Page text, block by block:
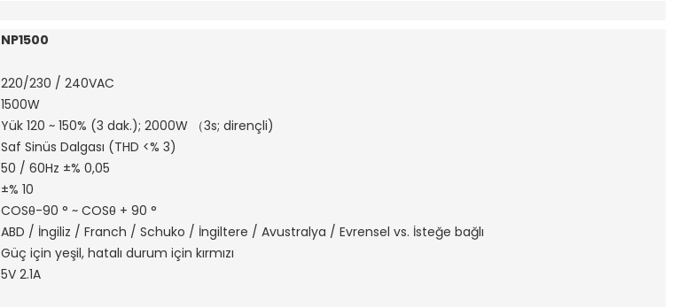
NP1500
220/230 / 240VAC
1500W
Yük 120 ~ 150% (3 dak.); 2000W （3s; dirençli)
Saf Sinüs Dalgası (THD <% 3)
50 / 60Hz ±% 0,05
±% 10
COSθ-90 ° ~ COSθ + 90 °
ABD / İngiliz / Franch / Schuko / İngiltere / Avustralya / Evrensel vs. İsteğe bağlı
Güç için yeşil, hatalı durum için kırmızı
5V 2.1A